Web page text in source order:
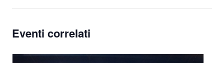
Eventi correlati